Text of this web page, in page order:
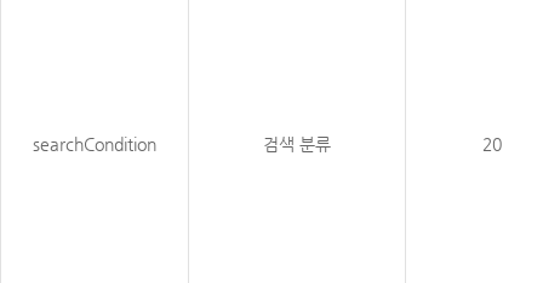
searchCondition 검색 분류 20